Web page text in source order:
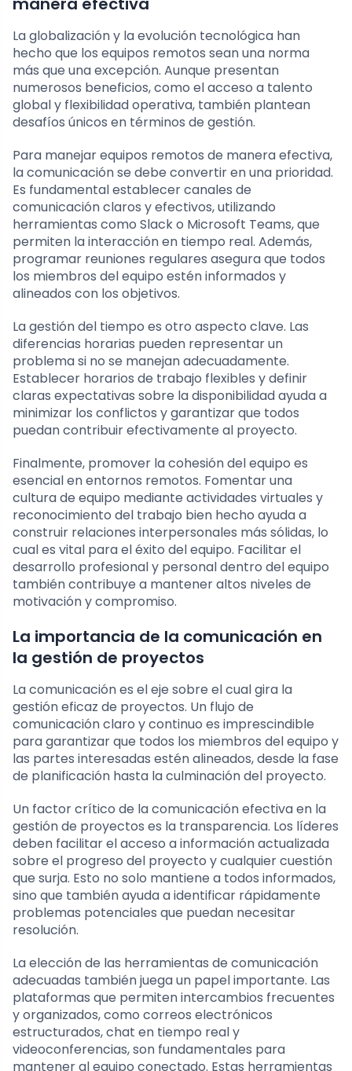
La globalización y la evolución tecnológica han
hecho que los equipos remotos sean una norma
más que una excepción. Aunque presentan
numerosos beneficios, como el acceso a talento
global y flexibilidad operativa, también plantean
desafíos únicos en términos de gestión.
Para manejar equipos remotos de manera efectiva,
la comunicación se debe convertir en una prioridad.
Es fundamental establecer canales de
comunicación claros y efectivos, utilizando
herramientas como Slack o Microsoft Teams, que
permiten la interacción en tiempo real. Además,
programar reuniones regulares asegura que todos
los miembros del equipo estén informados y
alineados con los objetivos.
La gestión del tiempo es otro aspecto clave. Las
diferencias horarias pueden representar un
problema si no se manejan adecuadamente.
Establecer horarios de trabajo flexibles y definir
claras expectativas sobre la disponibilidad ayuda a
minimizar los conflictos y garantizar que todos
puedan contribuir efectivamente al proyecto.
Finalmente, promover la cohesión del equipo es
esencial en entornos remotos. Fomentar una
cultura de equipo mediante actividades virtuales y
reconocimiento del trabajo bien hecho ayuda a
construir relaciones interpersonales más sólidas, lo
cual es vital para el éxito del equipo. Facilitar el
desarrollo profesional y personal dentro del equipo
también contribuye a mantener altos niveles de
motivación y compromiso.
La importancia de la comunicación en
la gestión de proyectos
La comunicación es el eje sobre el cual gira la
gestión eficaz de proyectos. Un flujo de
comunicación claro y continuo es imprescindible
para garantizar que todos los miembros del equipo y
las partes interesadas estén alineados, desde la fase
de planificación hasta la culminación del proyecto.
Un factor crítico de la comunicación efectiva en la
gestión de proyectos es la transparencia. Los líderes
deben facilitar el acceso a información actualizada
sobre el progreso del proyecto y cualquier cuestión
que surja. Esto no solo mantiene a todos informados,
sino que también ayuda a identificar rápidamente
problemas potenciales que puedan necesitar
resolución.
La elección de las herramientas de comunicación
adecuadas también juega un papel importante. Las
plataformas que permiten intercambios frecuentes
y organizados, como correos electrónicos
estructurados, chat en tiempo real y
videoconferencias, son fundamentales para
mantener al equipo conectado. Estas herramientas